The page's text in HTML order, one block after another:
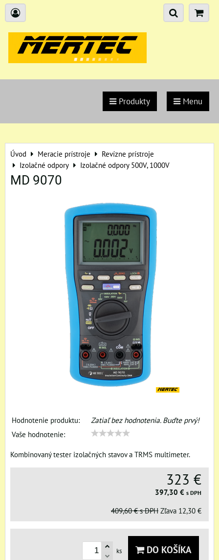
Produkty Menu
Úvod Meracie prístroje
Revízne prístroje
Izolačné odpory
Izolačné odpory 500V, 1000V
MD 9070
Hodnotenie produktu:
Zatiaľ bez hodnotenia. Buďte prvý!
Vaše hodnotenie:
Kombinovaný tester izolačných stavov a TRMS multimeter.
323 €
397,30 € s DPH
409,60 € s DPH Zľava 12,30 €
ks DO KOŠÍKA